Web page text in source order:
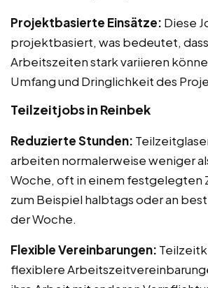
Projektbasierte Einsätze: Diese
projektbasiert, was bedeutet,
Arbeitszeiten stark variieren
Umfang und Dringlichkeit des
Teilzeitjobs in Reinbek
Reduzierte Stunden:
arbeiten normalerweise weniger
Woche, oft in einem festgelegten
zum Beispiel halbtags oder an
der Woche.
Flexible Vereinbarungen:
flexiblere